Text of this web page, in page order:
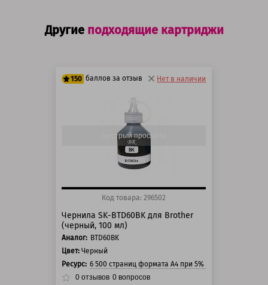
Другие подходящие картриджи
150 баллов за отзыв Нет в наличии
Быстрый просмотр
Код товара: 296502
Чернила SK-BTD60BK для Brother
(черный, 100 мл)
Аналог: BTD60BK
Цвет: Черный
Ресурс: 6 500 страниц формата А4 при 5% заполнении
0 отзывов 0 вопросов